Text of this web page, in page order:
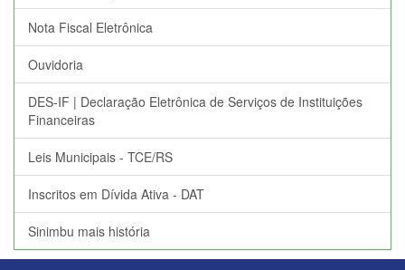
Nota Fiscal Eletrônica
Ouvidoria
DES-IF | Declaração Eletrônica de Serviços de Instituições
Financeiras
Leis Municipais - TCE/RS
Inscritos em Dívida Ativa - DAT
Sinimbu mais história